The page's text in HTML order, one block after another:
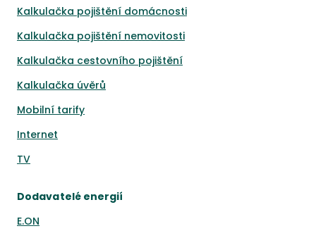
Kalkulačka pojištění domácnosti
Kalkulačka pojištění nemovitosti
Kalkulačka cestovního pojištění
Kalkulačka úvěrů
Mobilní tarify
Internet
TV
Dodavatelé energií
E.ON